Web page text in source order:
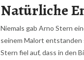
Natürliche
Niemals gab Arno Stern
seinem Malort entstanden
Stern fiel auf, dass in den